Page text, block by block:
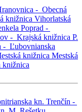
- Obecná
knižnica Vihorlatská
Poprad -
- Krajská knižnica P.
- Ľubovnianska
knižnica Mestská
knižnica
kn. Trenčín -